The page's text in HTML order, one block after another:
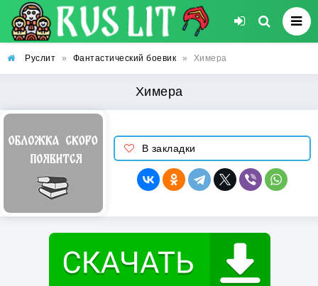
Руслит » Фантастический боевик » Химера
Химера
В закладки